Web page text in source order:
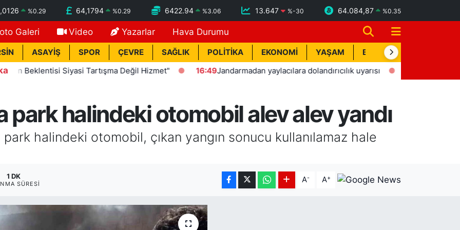
%0.29 64,1794 %0.29 6422.94 %3.06 13.647 %-30 64.084,87 %0.35
Galeri Video Yazarlar Hava Durumu
ASAYİŞ SPOR ÇEVRE SAĞLIK POLİTİKA EKONOMİ YAŞAM BİK İLAN
Siyasi Tartışma Değil Hizmet" 16:49 Jandarmadan yaylacılara dolandırıcılık uyarısı 16:11Hava
park halindeki otomobil alev alev yandı
halindeki otomobil, çıkan yangın sonucu kullanılamaz hale
1 DK
SÜRESI A- A+